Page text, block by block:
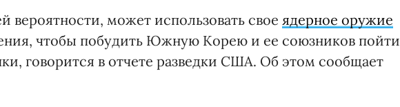
вероятности, может использовать свое ядерное оружие
чтобы побудить Южную Корею и ее союзников пойти
говорится в отчете разведки США. Об этом сообщает